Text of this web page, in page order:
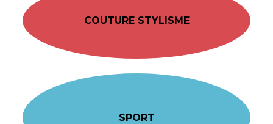
COUTURE STYLISME
SPORT